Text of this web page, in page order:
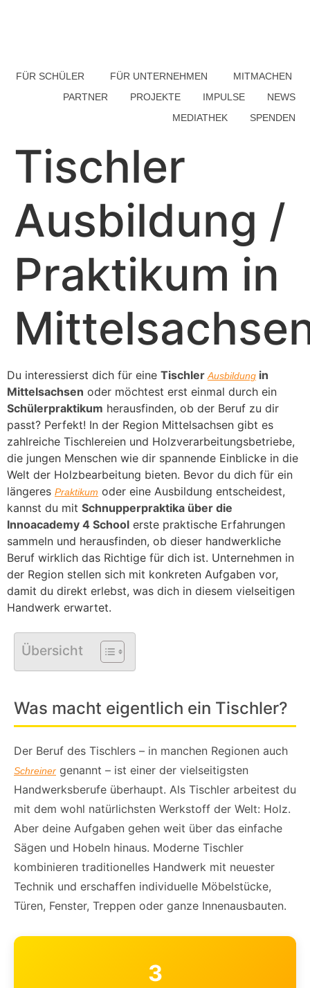
FÜR SCHÜLER FÜR UNTERNEHMEN
MITMACHEN
PARTNER
PROJEKTE IMPULSE
NEWS
MEDIATHEK
SPENDEN
Tischler
Ausbildung /
Praktikum in
Du interessierst dich für eine TischlerAusbildung in
Mittelsachsen oder möchtest erst einmal durch ein
Schülerpraktikum herausfinden, ob der Beruf zu dir
passt? Perfekt! In der Region Mittelsachsen gibt es
zahlreiche Tischlereien und Holzverarbeitungsbetriebe,
die jungen Menschen wie dir spannende Einblicke in die
Welt der Holzbearbeitung bieten. Bevor du dich für ein
längeres Praktikum oder eine Ausbildung entscheidest,
kannst du mit Schnupperpraktika über die
Innoacademy 4 School erste praktische Erfahrungen
sammeln und herausfinden, ob dieser handwerkliche
Beruf wirklich das Richtige für dich ist. Unternehmen in
der Region stellen sich mit konkreten Aufgaben vor,
damit du direkt erlebst, was dich in diesem vielseitigen
Handwerk erwartet.
Übersicht
Was macht eigentlich ein Tischler?
Der Beruf des Tischlers – in manchen Regionen auch
Schreiner genannt – ist einer der vielseitigsten
Handwerksberufe überhaupt. Als Tischler arbeitest du
mit dem wohl natürlichsten Werkstoff der Welt: Holz.
Aber deine Aufgaben gehen weit über das einfache
Sägen und Hobeln hinaus. Moderne Tischler
kombinieren traditionelles Handwerk mit neuester
Technik und erschaffen individuelle Möbelstücke,
Türen, Fenster, Treppen oder ganze Innenausbauten.
3